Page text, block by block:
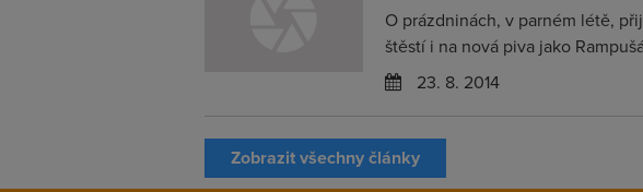
O prázdninách, v parném létě,
štěstí i na nová piva jako
23. 8. 2014
Zobrazit všechny články